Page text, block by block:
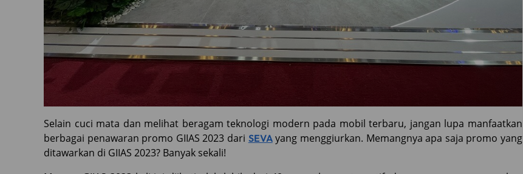
Selain cuci mata dan melihat beragam teknologi modern pada mobil terbaru, jangan lupa manfaatkan
berbagai penawaran promo GIIAS 2023 dari SEVAyang menggiurkan. Memangnya apa saja promo yang
ditawarkan di GIIAS 2023? Banyak sekali!